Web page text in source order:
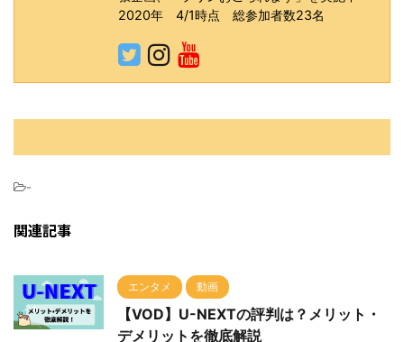
2020年 4/1時点 総参加者数23名
関連記事
エンタメ 動画
【VOD】U-NEXTの評判は？メリット・
デメリットを徹底解説